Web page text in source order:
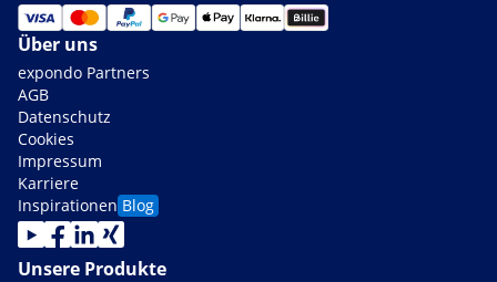
Über uns
expondo Partners
AGB
Datenschutz
Cookies
Impressum
Karriere
Inspirationen Blog
Unsere Produkte